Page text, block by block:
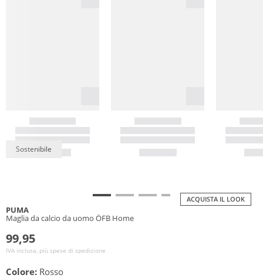
ACQUISTA IL LOOK
Sostenibile
PUMA
Maglia da calcio da uomo ÖFB Home
99,95
IVA inclusa, più spese di spedizione
Colore: Rosso